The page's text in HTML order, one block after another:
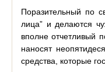
Поразительный по
лица” и делаются
вполне отчетливый
наносят
средства, которые